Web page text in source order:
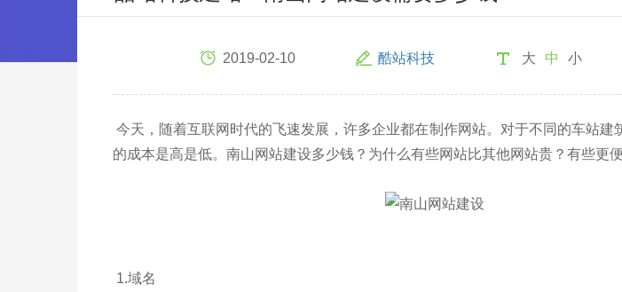
2019-02-10 酷站科技 大 中 小
今天，随着互联网时代的飞速发展，许多企业都在制作网站。对于不同的车站建
的成本是高是低。南山网站建设多少钱？为什么有些网站比其他网站贵？有些更
1.域名